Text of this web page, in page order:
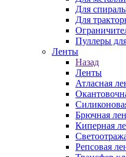
Для
Для
Пуллеры
Ленты
Назад
Ленты
Атласная
Брючная
Киперная
Репсовая